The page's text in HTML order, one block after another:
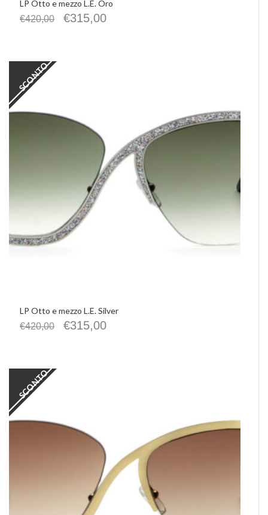
LP Otto e mezzo L.E. Oro
€420,00 €315,00
SCONTO
LP Otto e mezzo L.E. Silver
€420,00 €315,00
SCONTO